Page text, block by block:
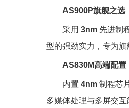
AS900P旗舰之选
采用 3nm 先进制
型的强劲实力，专为旗
AS830M高端配置
内置 4nm 制程芯
多媒体处理与多屏交